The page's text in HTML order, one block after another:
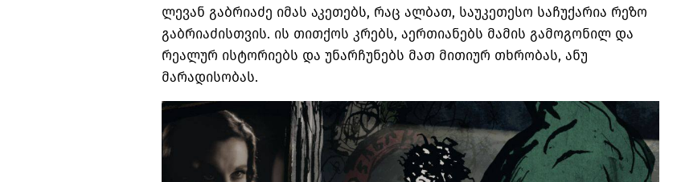
ლევან გაბრიაძე იმას აკეთებს, რაც ალბათ, საუკეთესო საჩუქარია რეზო
გაბრიაძისთვის. ის თითქოს კრებს, აერთიანებს მამის გამოგონილ და
რეალურ ისტორიებს და უნარჩუნებს მათ მითიურ თხრობას, ანუ
მარადისობას.